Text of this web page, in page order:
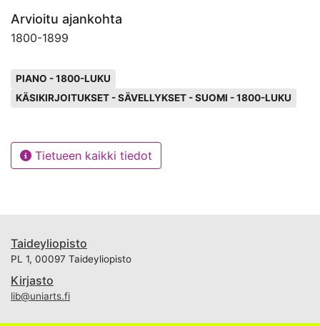
Arvioitu ajankohta
1800-1899
PIANO - 1800-LUKU
KÄSIKIRJOITUKSET - SÄVELLYKSET - SUOMI - 1800-LUKU
Tietueen kaikki tiedot
Taideyliopisto
PL 1, 00097 Taideyliopisto
Kirjasto
lib@uniarts.fi